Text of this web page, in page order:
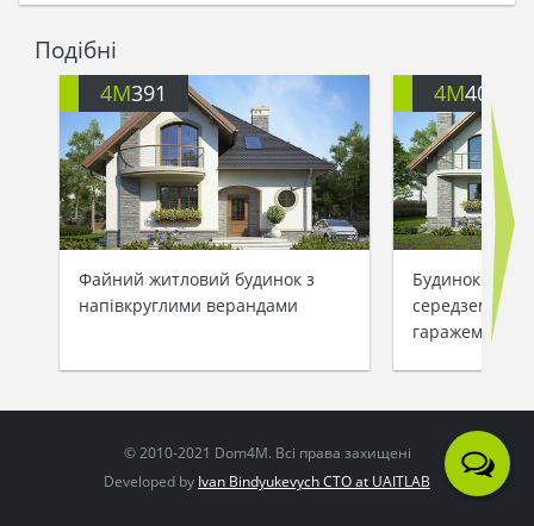
Подібні
4M391
Файний житловий будинок з
напівкруглими верандами
4M403
Будинок в
гаражем на
© 2010-2021 Dom4M. Всі права захищені
Developed by Ivan Bindyukevych CTO at UAITLAB